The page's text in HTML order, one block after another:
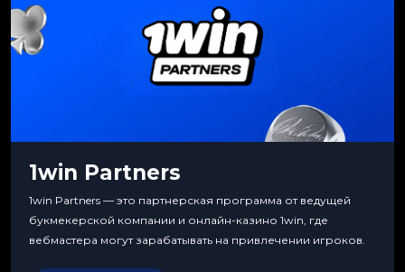
1win Partners
1win Partners — это партнерская программа от ведущей
букмекерской компании и онлайн-казино 1win, где
вебмастера могут зарабатывать на привлечении игроков.